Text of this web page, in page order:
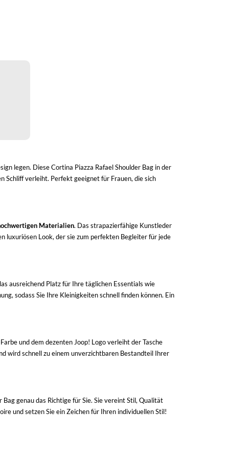
legen. Diese Cortina Piazza Rafael Shoulder Bag in der
Schliff verleiht. Perfekt geeignet für Frauen, die sich
Materialien. Das strapazierfähige Kunstleder
luxuriösen Look, der sie zum perfekten Begleiter für jede
ausreichend Platz für Ihre täglichen Essentials wie
sodass Sie Ihre Kleinigkeiten schnell finden können. Ein
und dem dezenten Joop! Logo verleiht der Tasche
wird schnell zu einem unverzichtbaren Bestandteil Ihrer
genau das Richtige für Sie. Sie vereint Stil, Qualität
und setzen Sie ein Zeichen für Ihren individuellen Stil!